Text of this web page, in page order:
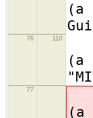
(a
76 110
(a
77
(a